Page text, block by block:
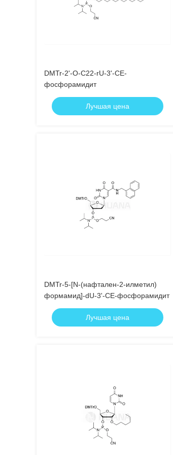
DMTr-2'-O-C22-rU-3'-CE-
фосфорамидит
Лучшая цена
DMTr-5-[N-(нафтален-2-илметил)
формамид]-dU-3'-CE-фосфорамидит
Лучшая цена